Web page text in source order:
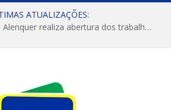
ATUALIZAÇÕES:
Câmara Municipal de Alenquer realiza abertura dos trabalhos do 4º Período Legislativo